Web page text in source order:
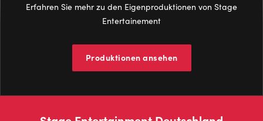
Erfahren Sie mehr zu den Eigenproduktionen von Stage
Entertainement
Produktionen ansehen